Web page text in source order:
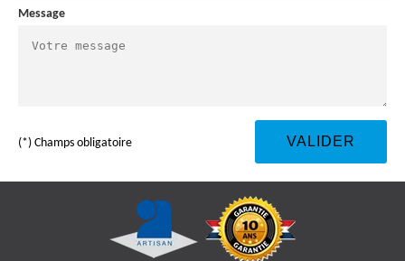
Message
(*) Champs obligatoire